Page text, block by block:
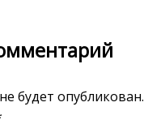
будет опубликован.